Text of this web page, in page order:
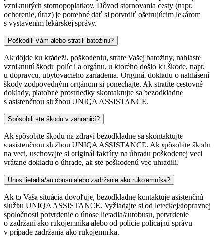
vzniknutých stornopoplatkov. Dôvod stornovania cesty (napr.
ochorenie, úraz) je potrebné dať si potvrdiť ošetrujúcim lekárom
s vystavením lekárskej správy.
Poškodili Vám alebo stratili batožinu?
Ak dôjde ku krádeži, poškodeniu, strate Vašej batožiny, nahláste
vzniknutú škodu polícii a orgánu, u ktorého došlo ku škode, napr.
u dopravcu, ubytovacieho zariadenia. Originál dokladu o nahlásení
škody zodpovedným orgánom si ponechajte. Ak stratíte cestovné
doklady, platobné prostriedky skontaktujte sa bezodkladne
s asistenčnou službou UNIQA ASSISTANCE.
Spôsobili ste škodu v zahraničí?
Ak spôsobíte škodu na zdraví bezodkladne sa skontaktujte
s asistenčnou službou UNIQA ASSISTANCE. Ak spôsobíte škodu
na veci, uschovajte si originál faktúry na úhradu poškodenej veci
vrátane dokladu o úhrade, ak ste poškodenú vec uhradili.
Únos lietadla/autobusu alebo zadržanie ako rukojemníka?
Ak to Vaša situácia dovoľuje, bezodkladne kontaktuje asistenčnú
službu UNIQA ASSISTANCE. Vyžiadajte si od leteckej/dopravnej
spoločnosti potvrdenie o únose lietadla/autobusu, potvrdenie
o zadržaní ako rukojemníka alebo od polície policajnú správu
v prípade zadržania ako rukojemníka.